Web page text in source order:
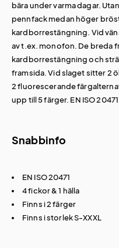
bära under varma dagar.
pennfack medan höger
kardborrestängning. Vid
av t.ex. monofon. De breda
kardborrestängning och
framsida. Vid slaget sitter 2
2 fluorescerande
upp till 5 färger. EN ISO
Snabbinfo
EN ISO 20471
4 fickor & 1 hälla
Finns i 2 färger
Finns i storlek S-XXXL